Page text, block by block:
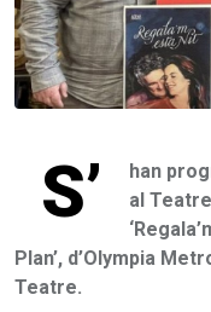
S’
han
al
Plan’, d’Olympia
Teatre.